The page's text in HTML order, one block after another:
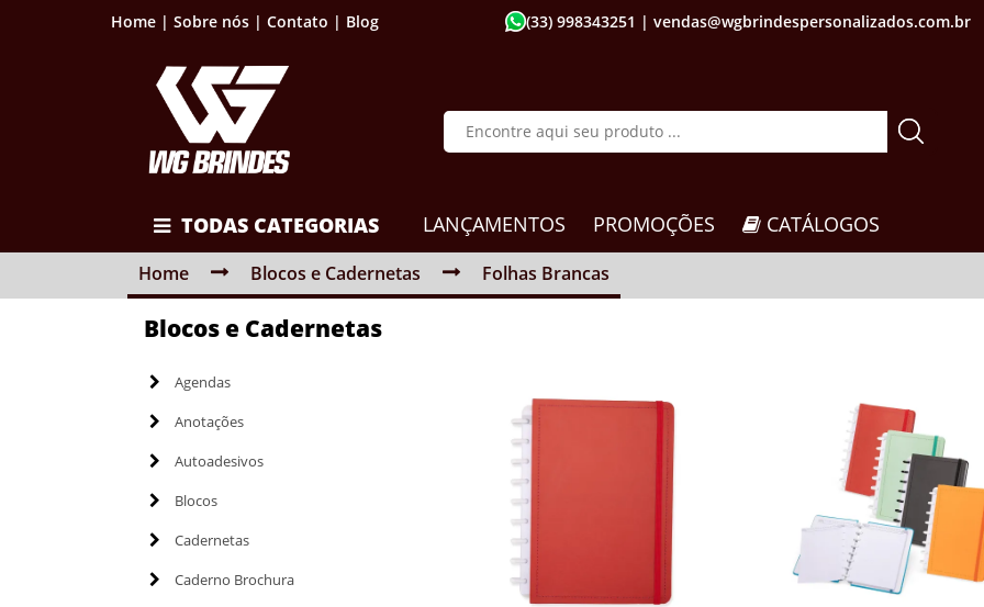
Home | Sobre nós | Contato | Blog (33) 998343251 | vendas@wgbrindespersonalizados.com.br
TODAS CATEGORIAS LANÇAMENTOS PROMOÇÕES CATÁLOGOS
Home Blocos e Cadernetas Folhas Brancas
Blocos e Cadernetas
Agendas
Anotações
Autoadesivos
Blocos
Cadernetas
Caderno Brochura